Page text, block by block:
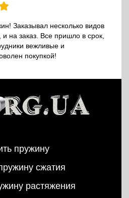
Заказывал несколько видов
на заказ. Все пришло в срок,
вежливые и
покупкой!
пружину
сжатия
растяжения